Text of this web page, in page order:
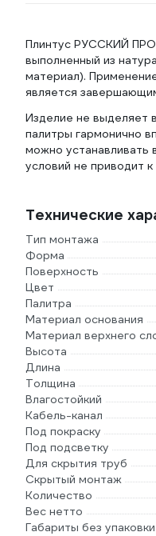
Плинтус РУССКИЙ
выполненный из
материал).
является
Изделие не выделяет
палитры гармонично
можно устанавливать
условий не приводит
Технические
Тип монтажа
Форма
Поверхность
Цвет
Палитра
Материал основания
Материал верхнего
Высота
Длина
Толщина
Влагостойкий
Кабель-канал
Под покраску
Под подсветку
Для скрытия труб
Скрытый монтаж
Количество
Вес нетто
Габариты без упаковки